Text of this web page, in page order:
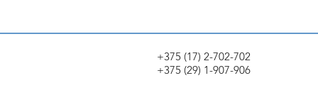
+375 (17) 2-702-702
+375 (29) 1-907-906